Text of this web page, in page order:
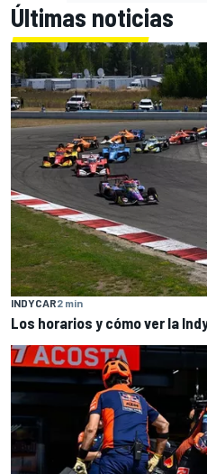
Últimas noticias
INDYCAR2 min
Los horarios y cómo ver la